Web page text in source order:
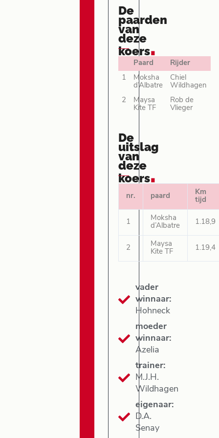
De
paarden
van
deze
koers.
Paard
Rijder
1
Moksha
d’Albatre
Chiel
Wildhagen
2
Maysa
Kite TF
Rob de
Vlieger
De
uitslag
van
deze
koers.
nr. paard
Km
tijd
1
Moksha
d’Albatre
1.18,9
2
Maysa
Kite TF
1.19,4
vader
winnaar:
Hohneck
moeder
winnaar:
Azelia
trainer:
M.J.H.
Wildhagen
eigenaar:
D.A.
Senay